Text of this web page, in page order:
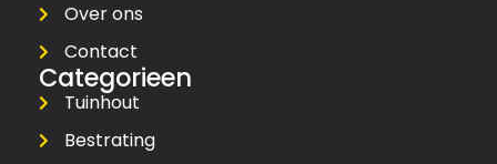
Over ons
Contact
Categorieen
Tuinhout
Bestrating